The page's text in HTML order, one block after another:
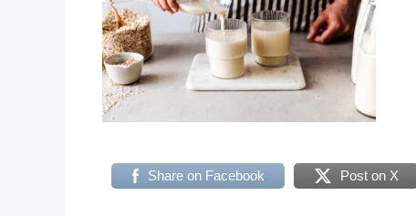
Share on Facebook Post on X